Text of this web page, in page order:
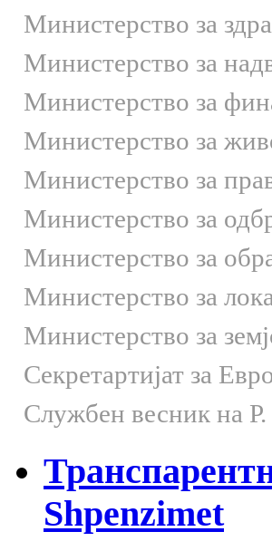
Министерство за
Министерство за
Министерство за
Министерство за
Министерство за
Министерство за
Министерство за
Министерство за
Министерство за
Секретартијат за
Службен весник на
Shpenzimet